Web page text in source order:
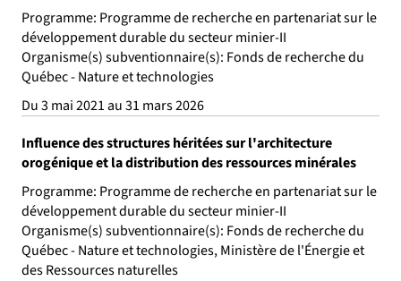
Programme: Programme de recherche en partenariat sur le
développement durable du secteur minier-II
Organisme(s) subventionnaire(s): Fonds de recherche du
Québec - Nature et technologies
Du 3 mai 2021 au 31 mars 2026
Influence des structures héritées sur l'architecture
orogénique et la distribution des ressources minérales
Programme: Programme de recherche en partenariat sur le
développement durable du secteur minier-II
Organisme(s) subventionnaire(s): Fonds de recherche du
Québec - Nature et technologies, Ministère de l'Énergie et
des Ressources naturelles